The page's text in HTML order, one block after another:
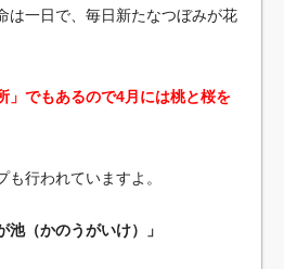
は一日で、毎日新たなつぼみが花
」でもあるので4月には桃と桜を
行われていますよ。
（かのうがいけ）」